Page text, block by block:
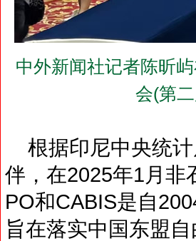
中外新闻社记者陈昕
会(第
根据印尼中央统计
伴，在2025年1月非
PO和CABIS是自
旨在落实中国东盟